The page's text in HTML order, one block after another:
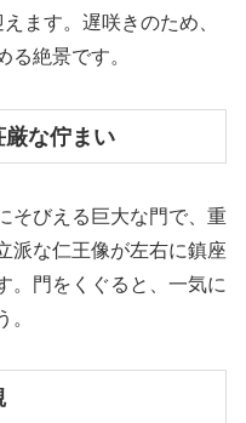
ます。遅咲きのため、
る絶景です。
な佇まい
そびえる巨大な門で、重
派な仁王像が左右に鎮座
。門をくぐると、一気に
。